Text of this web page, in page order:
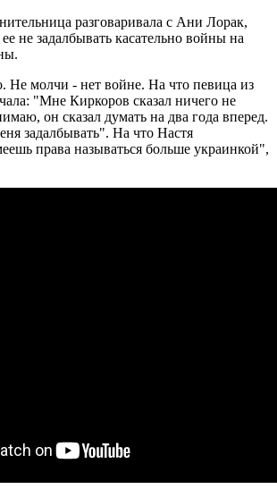
разговаривала с Ани Лорак,
не задалбывать касательно войны на
Не молчи - нет войне. На что певица из
"Мне Киркоров сказал ничего не
он сказал думать на два года вперед.
задалбывать". На что Настя
права называться больше украинкой",